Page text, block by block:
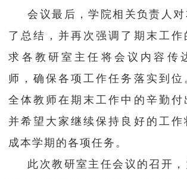
会议最后，学院相关负责人
了总结，并再次强调了期末工作
求各教研室主任将会议内容传
师，确保各项工作任务落实到位
全体教师在期末工作中的辛勤付
并希望大家继续保持良好的工作
成本学期的各项任务。
此次教研室主任会议的召开